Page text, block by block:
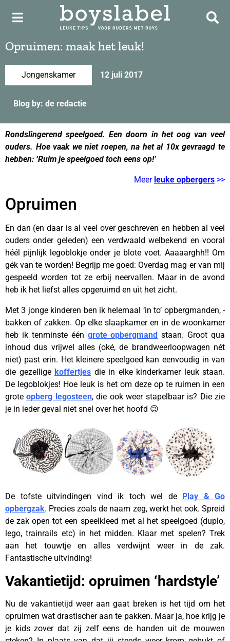
Opruimen: maak het leuk!
Jongenskamer 12 juli 2017
Blog by: de redactie
Rondslingerend speelgoed. Een doorn in het oog van veel
ouders. Hoe vaak we niet roepen, na het al 10x gevraagd te
hebben: ‘Ruim je speelgoed toch eens op!’
Meer leuke opbergers >>
Opruimen
En dan (en daar is al veel over geschreven en hebben al veel
ouders onder geleden) een verdwaald welbekend en vooral
héél pijnlijk legoblokje onder je blote voet. Aaaaarghh!! Om
gék van te worden! Begrijp me goed: Overdag mag er van mij
gespeeld worden tot ze erbij neervallen. Maar in de avond
heb ik het liefst alles opgeruimd en uit het zicht.
Met 3 jonge kinderen ben ik helemaal ‘in to’ opbergmanden, -
bakken of zakken. Op elke slaapkamer en in de woonkamer
heb ik tenminste één grote opbergmand staan. Groot qua
inhoud dus vrijwel alles (oké, de brandweerloopwagen nét
niet) past erin. Het kleinere speelgoed kan eenvoudig in van
die gezellige koffertjes die in elke kinderkamer leuk staan.
De legoblokjes! Hoe leuk is het om deze op te ruimen in een
groteopberg legosteen, die ook weer stapelbaar is? Die zie
je in ieder geval niet snel over het hoofd 😉
De tofste uitvindingen vind ik toch wel de Play & Go
opbergzak. Precies zoals de naam zeg, werkt het ook. Spreid
de zak open tot een speelkleed met al het speelgoed (duplo,
lego, trainrails etc) in het midden. Klaar met spelen? Trek
aan het touwtje en alles verdwijnt weer in de zak.
Fantastische uitvinding!
Vakantietijd: opruimen ‘hardstyle’
Nu de vakantietijd weer aan gaat breken is het tijd om het
opruimen wat drastischer aan te pakken. Maar ja, hoe krijg je
je kids zover dat zij zelf eens de handen uit de mouwen